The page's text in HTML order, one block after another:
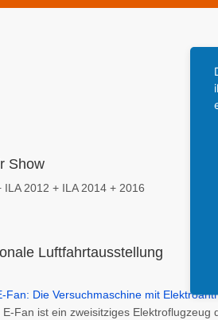
Show
ILA 2012 + ILA 2014 + 2016
Luftfahrtausstellung
E-Fan ist ein zweisitziges